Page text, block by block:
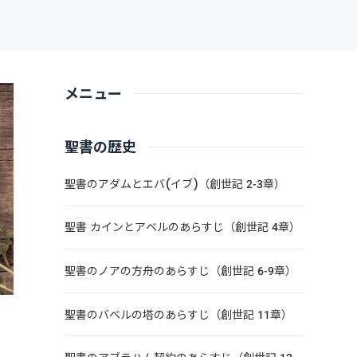
メニュー
聖書の歴史
聖書のアダムとエバ(イブ)（創世記 2-3章）
聖書 カインとアベルのあらすじ（創世記 4章）
聖書のノアの方舟のあらすじ（創世記 6-9章）
聖書のバベルの塔のあらすじ（創世記 11章）